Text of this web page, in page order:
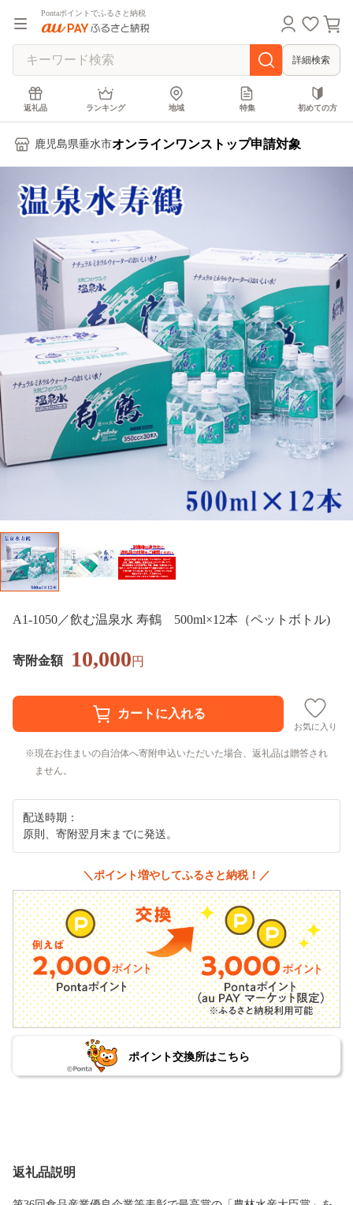
Pontaポイントでふるさと納税
詳細検索
返礼品 ランキング 地域 特集 初めての方
鹿児島県垂水市オンラインワンストップ申請対象
A1-1050／飲む温泉水 寿鶴 500ml×12本（ペットボトル)
寄附金額 10,000円
お気に入り
現在お住まいの自治体へ寄附申込いただいた場合、返礼品は贈答され
ません。
配送時期：
原則、寄附翌月末までに発送。
＼ポイント増やしてふるさと納税！／
ポイント交換所はこちら
返礼品説明